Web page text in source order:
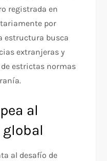
registrada en
por
estructura busca
extranjeras y
estrictas normas
al
al desafío de